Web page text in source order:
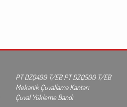
PT DZQ400 T/EB PT DZQ500 T/EB
Mekanik Çuvallama Kantarı
Çuval Yükleme Bandı